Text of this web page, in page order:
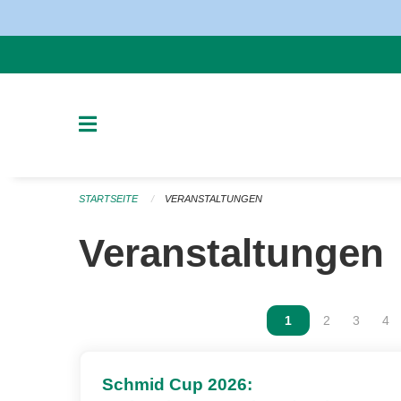
STARTSEITE VERANSTALTUNGEN
Veranstaltungen
Vous êtes sur la
1 Vous êtes
2 Vous
3 4
Schmid Cup 2026: